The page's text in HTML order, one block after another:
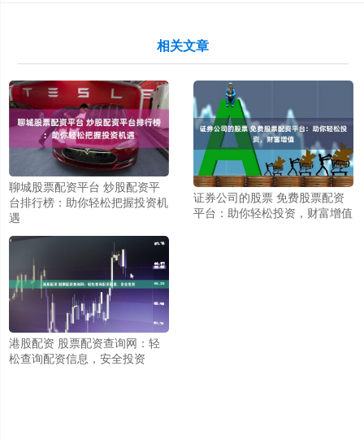
相关文章
聊城股票配资平台 炒股配资平
台排行榜：助你轻松把握投资机
遇
证券公司的股票 免费股票配资
平台：助你轻松投资，财富增值
港股配资 股票配资查询网：轻
松查询配资信息，安全投资